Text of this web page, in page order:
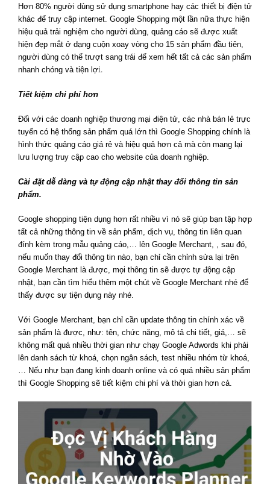
Hơn 80% người dùng sử dụng smartphone hay các thiết bị điện tử
khác để truy cập internet. Google Shopping một lần nữa thực hiện
hiệu quả trải nghiệm cho người dùng, quảng cáo sẽ được xuất
hiện đẹp mắt ở dạng cuộn xoay vòng cho 15 sản phẩm đầu tiên,
người dùng có thể trượt sang trái để xem hết tất cả các sản phẩm
nhanh chóng và tiện lợi.
Tiết kiệm chi phí hơn
Đối với các doanh nghiệp thương mại điện tử, các nhà bán lẻ trực
tuyến có hệ thống sản phẩm quá lớn thì Google Shopping chính là
hình thức quảng cáo giá rẻ và hiệu quả hơn cả mà còn mang lại
lưu lượng truy cập cao cho website của doanh nghiệp.
Cài đặt dễ dàng và tự động cập nhật thay đổi thông tin sản
phẩm.
Google shopping tiện dụng hơn rất nhiều vì nó sẽ giúp bạn tập hợp
tất cả những thông tin về sản phẩm, dịch vụ, thông tin liên quan
đính kèm trong mẫu quảng cáo,… lên Google Merchant, , sau đó,
nếu muốn thay đổi thông tin nào, bạn chỉ cần chỉnh sửa lại trên
Google Merchant là được, mọi thông tin sẽ được tự động cập
nhật, bạn cần tìm hiểu thêm một chút về Google Merchant nhé để
thấy được sự tiện dụng này nhé.
Với Google Merchant, bạn chỉ cần update thông tin chính xác về
sản phẩm là được, như: tên, chức năng, mô tả chi tiết, giá,… sẽ
không mất quá nhiều thời gian như chạy Google Adwords khi phải
lên danh sách từ khoá, chọn ngân sách, test nhiều nhóm từ khoá,
… Nếu như bạn đang kinh doanh online và có quá nhiều sản phẩm
thì Google Shopping sẽ tiết kiệm chi phí và thời gian hơn cả.